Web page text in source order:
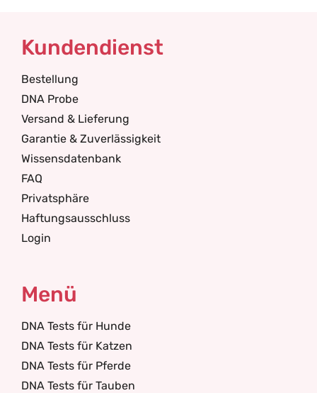
Kundendienst
Bestellung
DNA Probe
Versand & Lieferung
Garantie & Zuverlässigkeit
Wissensdatenbank
FAQ
Privatsphäre
Haftungsausschluss
Login
Menü
DNA Tests für Hunde
DNA Tests für Katzen
DNA Tests für Pferde
DNA Tests für Tauben